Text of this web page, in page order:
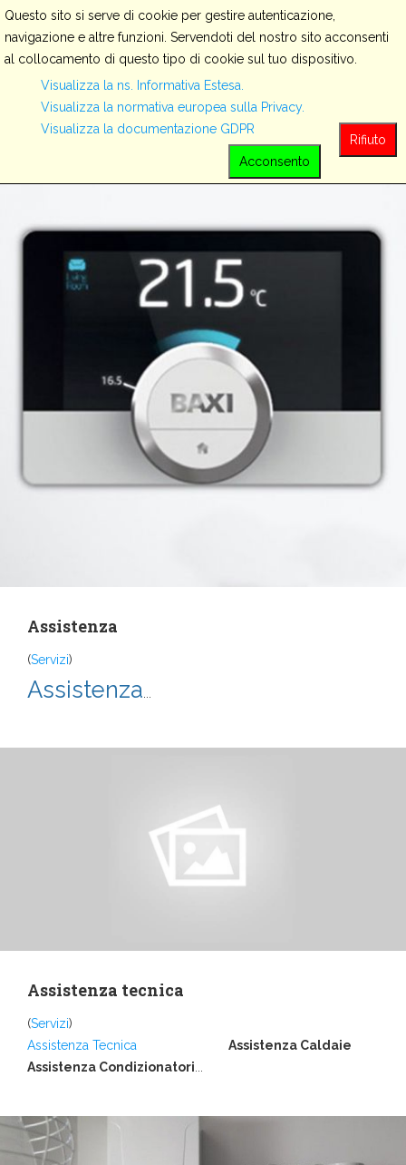
Servizi
View all
Assistenza
(Servizi)
Assistenza
Assistenza tecnica
(Servizi)
Assistenza Tecnica
Assistenza Caldaie
Assistenza Condizionatori
Questo sito si serve di cookie per gestire autenticazione,
navigazione e altre funzioni. Servendoti del nostro sito acconsenti
al collocamento di questo tipo di cookie sul tuo dispositivo.
Visualizza la ns. Informativa Estesa.
Visualizza la normativa europea sulla Privacy.
Visualizza la documentazione GDPR
Rifiuto
Acconsento